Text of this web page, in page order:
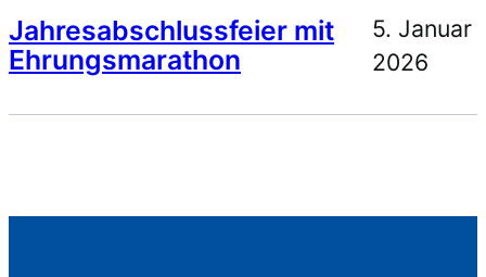
Jahresabschlussfeier mit
Ehrungsmarathon
5. Januar
2026